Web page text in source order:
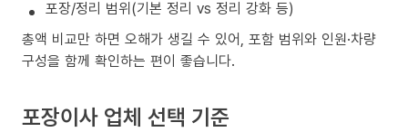
포장/정리 범위(기본 정리 vs 정리 강화 등)
총액 비교만 하면 오해가 생길 수 있어, 포함 범위와 인원·차량
구성을 함께 확인하는 편이 좋습니다.
포장이사 업체 선택 기준